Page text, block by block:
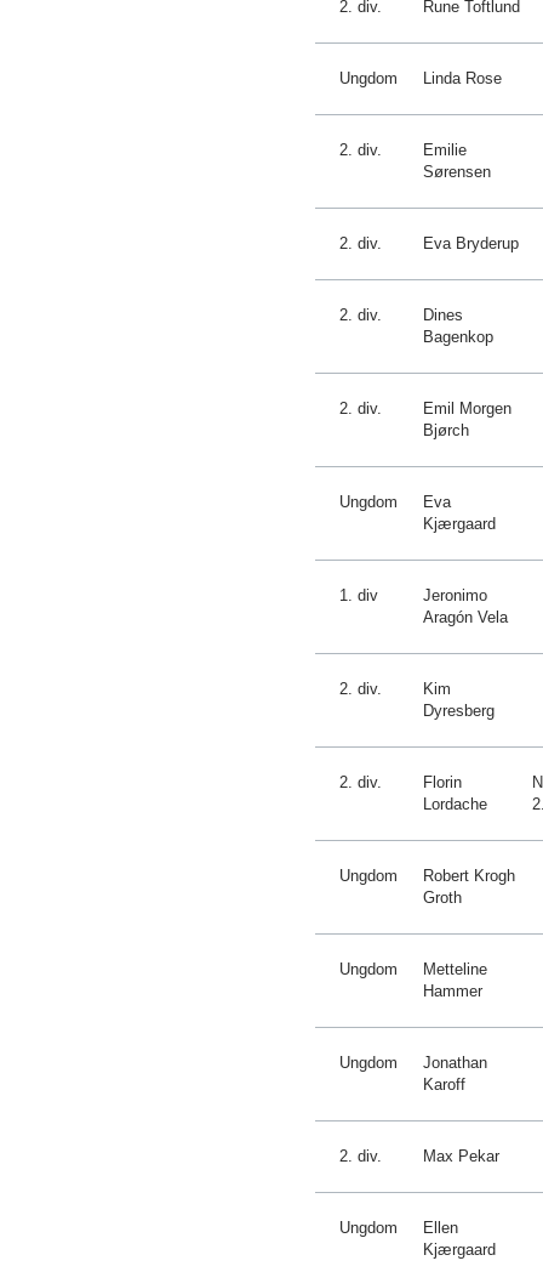
2. div. Rune Toftlund
Ungdom Linda Rose
2. div.
Emilie
Sørensen
2. div. Eva Bryderup
2. div.
Dines
Bagenkop
2. div.
Emil Morgen
Bjørch
Ungdom
Eva
Kjærgaard
1. div
Jeronimo
Aragón Vela
2. div.
Kim
Dyresberg
2. div.
Florin
Lordache
Ungdom
Robert Krogh
Groth
Ungdom
Metteline
Hammer
Ungdom
Jonathan
Karoff
2. div. Max Pekar
Ungdom
Ellen
Kjærgaard